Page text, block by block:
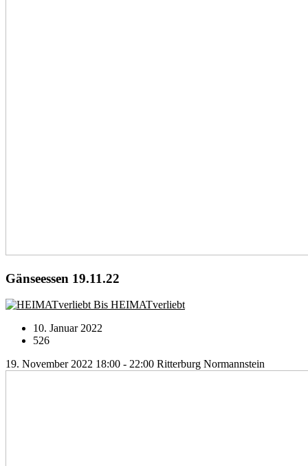
Gänseessen 19.11.22
Bis HEIMATverliebt
10. Januar 2022
526
19. November 2022 18:00 - 22:00 Ritterburg Normannstein